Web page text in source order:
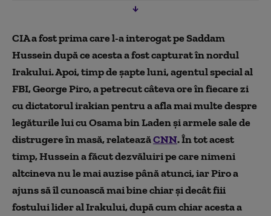
CIA a fost prima care l-a interogat pe Saddam
Hussein după ce acesta a fost capturat în nordul
Irakului. Apoi, timp de șapte luni, agentul special al
FBI, George Piro, a petrecut câteva ore în fiecare zi
cu dictatorul irakian pentru a afla mai multe despre
legăturile lui cu Osama bin Laden și armele sale de
distrugere în masă, relateazăCNN. În tot acest
timp, Hussein a făcut dezvăluiri pe care nimeni
altcineva nu le mai auzise până atunci, iar Piro a
ajuns să îl cunoască mai bine chiar și decât fiii
fostului lider al Irakului, după cum chiar acesta a